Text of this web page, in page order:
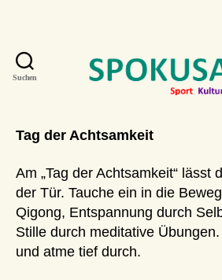
Suchen
-
Sport
Kultur
Qigong
Tag der Achtsamkeit
Am „Tag der Achtsamkeit“ lässt
der Tür. Tauche ein in die
Qigong, Entspannung durch
Stille durch meditative
und atme tief durch.